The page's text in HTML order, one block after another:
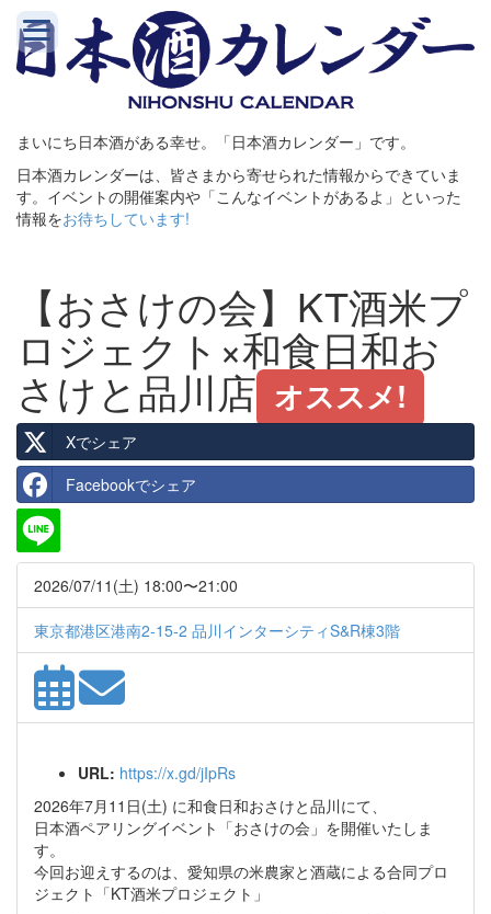
まいにち日本酒がある幸せ。「日本酒カレンダー」です。
日本酒カレンダーは、皆さまから寄せられた情報からできていま
す。イベントの開催案内や「こんなイベントがあるよ」といった
情報をお待ちしています!
【おさけの会】KT酒米プ
ロジェクト×和食日和お
さけと品川店 オススメ!
Xでシェア
Facebookでシェア
2026/07/11(土) 18:00〜21:00
東京都港区港南2-15-2 品川インターシティS&R棟3階
URL: https://x.gd/jIpRs
2026年7月11日(土) に和食日和おさけと品川にて、
日本酒ペアリングイベント「おさけの会」を開催いたしま
す。
今回お迎えするのは、愛知県の米農家と酒蔵による合同プロ
ジェクト「KT酒米プロジェクト」